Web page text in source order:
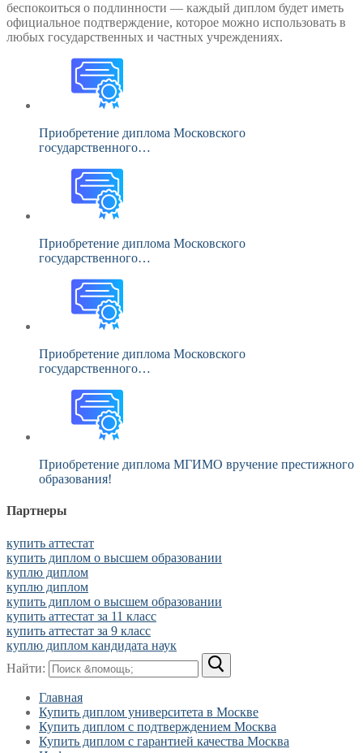
беспокоиться о подлинности — каждый диплом будет иметь
официальное подтверждение, которое можно использовать в
любых государственных и частных учреждениях.
Приобретение диплома Московского
государственного…
Приобретение диплома Московского
государственного…
Приобретение диплома Московского
государственного…
Приобретение диплома МГИМО вручение престижного
образования!
Партнеры
купить аттестат
купить диплом о высшем образовании
куплю диплом
куплю диплом
купить диплом о высшем образовании
купить аттестат за 11 класс
купить аттестат за 9 класс
куплю диплом кандидата наук
Найти:
Главная
Купить диплом университета в Москве
Купить диплом с подтверждением Москва
Купить диплом с гарантией качества Москва